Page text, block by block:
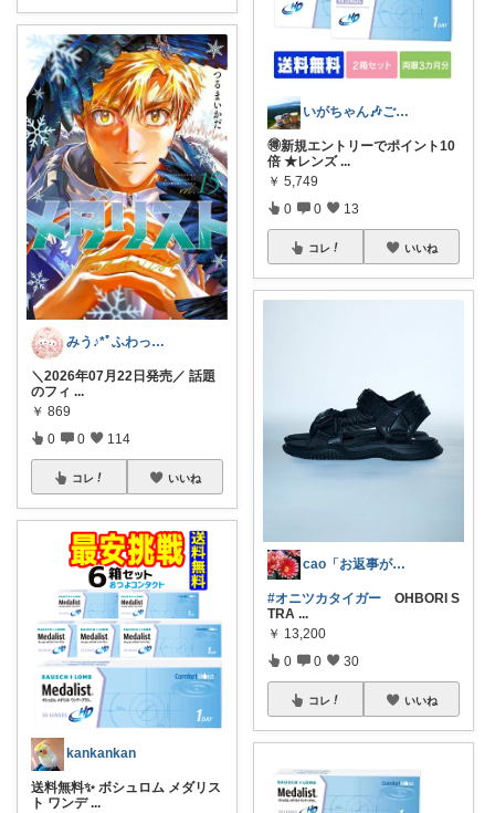
みう♪*ﾟふわっと甘い彩りを𓂃𓈒𓏸
＼2026年07月22日発売／ 話題
のフィ ...
￥ 869
0 0 114
コレ いいね
kankankan
送料無料✨ ボシュロム メダリス
ト ワンデ ...
いがちゃん🎶ご購入感謝です🎶
🉐新規エントリーでポイント10
倍 ★レンズ ...
￥ 5,749
0 0 13
コレ いいね
cao「お返事が出来ずごめんなさい」
#オニツカタイガー OHBORI S
TRA ...
￥ 13,200
0 0 30
コレ いいね